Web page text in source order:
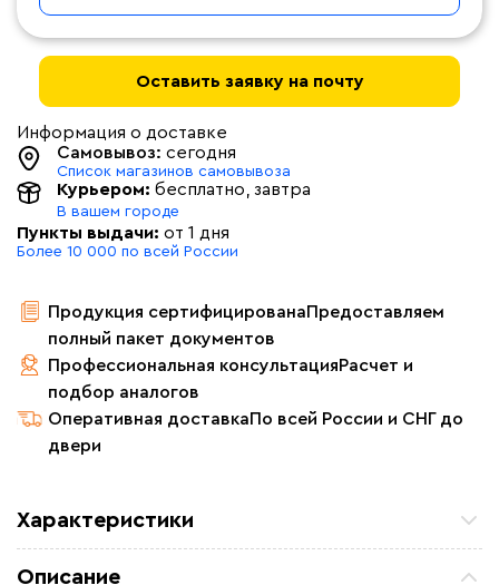
Оставить заявку на почту
Информация о доставке
Самовывоз: сегодня
Список магазинов самовывоза
Курьером: бесплатно , завтра
В вашем городе
Пункты выдачи: от 1 дня
Более 10 000 по всей России
Продукция сертифицированаПредоставляем
полный пакет документов
Профессиональная консультацияРасчет и
подбор аналогов
Оперативная доставкаПо всей России и СНГ до
двери
Характеристики
Описание